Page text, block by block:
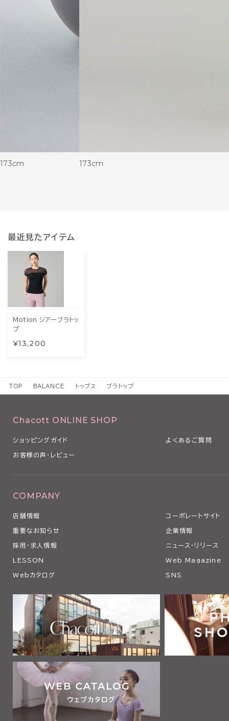
173cm 173cm
最近見たアイテム
Motion シアーブラトッ
プ
¥13,200
TOP BALANCE トップス ブラトップ
Chacott ONLINE SHOP
ショッピングガイド よくあるご質問
お客様の声・レビュー
COMPANY
店舗情報 コーポレートサイト
重要なお知らせ 企業情報
採用・求人情報 ニュース・リリース
LESSON Web Magazine
Webカタログ SNS